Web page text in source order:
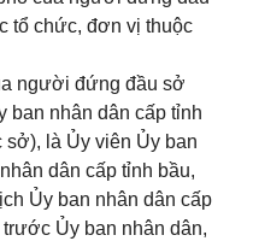
tổ chức, đơn vị thuộc
người đứng đầu sở
nhân dân cấp tỉnh
sở), là Ủy viên Ủy ban
dân cấp tỉnh bầu,
Ủy ban nhân dân cấp
Ủy ban nhân dân,